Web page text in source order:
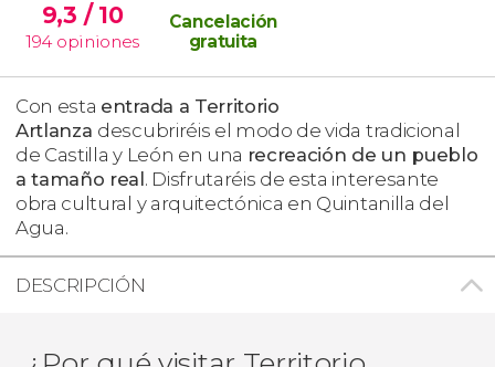
9,3 / 10
194 opiniones
Cancelación
gratuita
Con esta entrada a Territorio
Artlanza descubriréis el modo de vida tradicional
de Castilla y León en una recreación de un pueblo
a tamaño real. Disfrutaréis de esta interesante
obra cultural y arquitectónica en Quintanilla del
Agua.
DESCRIPCIÓN